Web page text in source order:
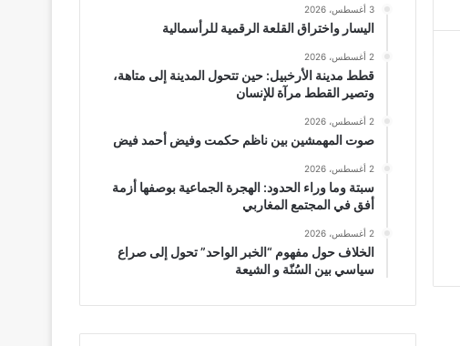
3 أغسطس، 2026
اليسار واختراق القلعة الرقمية للرأسمالية
2 أغسطس، 2026
قطط مدينة الأرخبيل: حين تتحول المدينة إلى متاهة،
وتصير القطط مرآة للإنسان
2 أغسطس، 2026
صوت المهمشين بين ناظم حكمت وفيض أحمد فيض
2 أغسطس، 2026
سبتة وما وراء الحدود: الهجرة الجماعية بوصفها أزمة
أفق في المجتمع المغاربي
2 أغسطس، 2026
الخلاف حول مفهوم “الخبر الواحد” تحول إلى صراع
سياسي بين السُنّة و الشيعة